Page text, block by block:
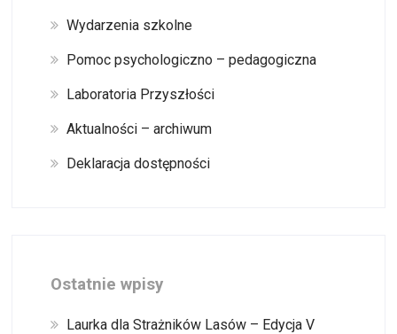
Wydarzenia szkolne
Pomoc psychologiczno – pedagogiczna
Laboratoria Przyszłości
Aktualności – archiwum
Deklaracja dostępności
Ostatnie wpisy
Laurka dla Strażników Lasów – Edycja V